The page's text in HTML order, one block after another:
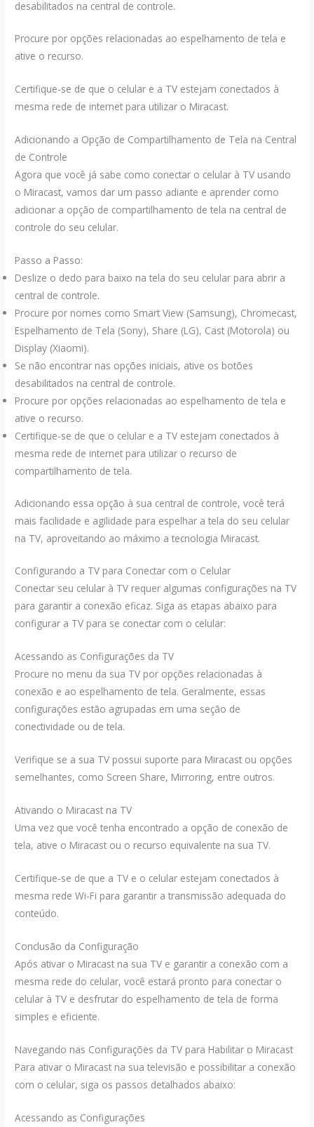
desabilitados na central de controle.
Procure por opções relacionadas ao espelhamento de tela e
ative o recurso.
Certifique-se de que o celular e a TV estejam conectados à
mesma rede de internet para utilizar o Miracast.
Adicionando a Opção de Compartilhamento de Tela na Central
de Controle
Agora que você já sabe como conectar o celular à TV usando
o Miracast, vamos dar um passo adiante e aprender como
adicionar a opção de compartilhamento de tela na central de
controle do seu celular.
Passo a Passo:
Deslize o dedo para baixo na tela do seu celular para abrir a
central de controle.
Procure por nomes como Smart View (Samsung), Chromecast,
Espelhamento de Tela (Sony), Share (LG), Cast (Motorola) ou
Display (Xiaomi).
Se não encontrar nas opções iniciais, ative os botões
desabilitados na central de controle.
Procure por opções relacionadas ao espelhamento de tela e
ative o recurso.
Certifique-se de que o celular e a TV estejam conectados à
mesma rede de internet para utilizar o recurso de
compartilhamento de tela.
Adicionando essa opção à sua central de controle, você terá
mais facilidade e agilidade para espelhar a tela do seu celular
na TV, aproveitando ao máximo a tecnologia Miracast.
Configurando a TV para Conectar com o Celular
Conectar seu celular à TV requer algumas configurações na TV
para garantir a conexão eficaz. Siga as etapas abaixo para
configurar a TV para se conectar com o celular:
Acessando as Configurações da TV
Procure no menu da sua TV por opções relacionadas à
conexão e ao espelhamento de tela. Geralmente, essas
configurações estão agrupadas em uma seção de
conectividade ou de tela.
Verifique se a sua TV possui suporte para Miracast ou opções
semelhantes, como Screen Share, Mirroring, entre outros.
Ativando o Miracast na TV
Uma vez que você tenha encontrado a opção de conexão de
tela, ative o Miracast ou o recurso equivalente na sua TV.
Certifique-se de que a TV e o celular estejam conectados à
mesma rede Wi-Fi para garantir a transmissão adequada do
conteúdo.
Conclusão da Configuração
Após ativar o Miracast na sua TV e garantir a conexão com a
mesma rede do celular, você estará pronto para conectar o
celular à TV e desfrutar do espelhamento de tela de forma
simples e eficiente.
Navegando nas Configurações da TV para Habilitar o Miracast
Para ativar o Miracast na sua televisão e possibilitar a conexão
com o celular, siga os passos detalhados abaixo:
Acessando as Configurações